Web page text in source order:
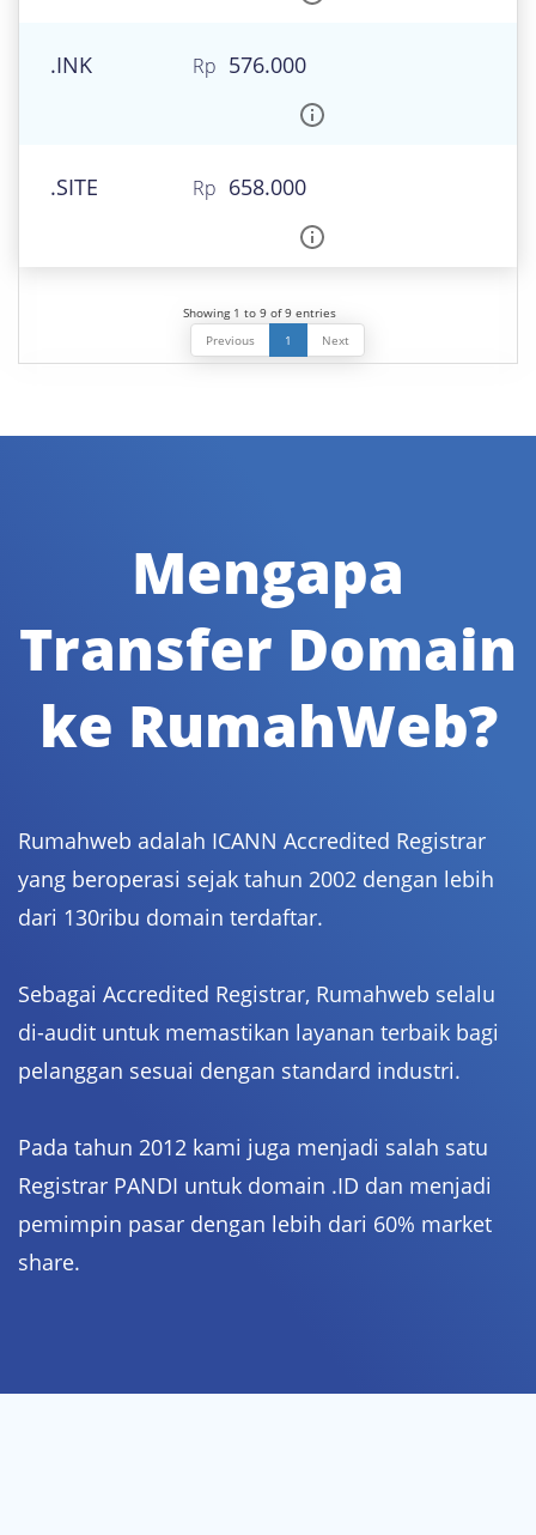
.INK 576.000
.SITE 658.000
Showing 1 to 9 of 9 entries
Previous
1 Next
Mengapa
Transfer Domain
ke RumahWeb?
Rumahweb adalah ICANN Accredited Registrar
yang beroperasi sejak tahun 2002 dengan lebih
dari 130ribu domain terdaftar.
Sebagai Accredited Registrar, Rumahweb selalu
di-audit untuk memastikan layanan terbaik bagi
pelanggan sesuai dengan standard industri.
Pada tahun 2012 kami juga menjadi salah satu
Registrar PANDI untuk domain .ID dan menjadi
pemimpin pasar dengan lebih dari 60% market
share.